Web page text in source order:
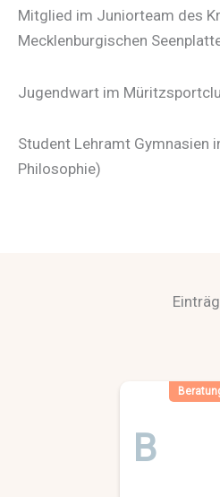
Mitglied im Juniorteam des
Mecklenburgischen
Jugendwart im
Student Lehramt Gymnasien
Philosophie)
B